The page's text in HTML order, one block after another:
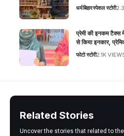
धर्मबिहारस्पेशल स्टोरी
प्रेमी की इनकम टैक्स
से किया इनकार,
फोटो स्टोरी2.1K
Related Stories
Uncover the stories that related to